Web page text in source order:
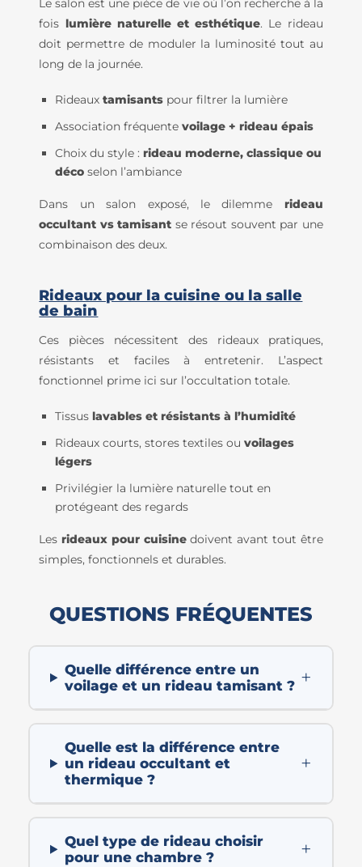
Le salon est une pièce de vie où l’on recherche à la
fois lumière naturelle et esthétique. Le rideau
doit permettre de moduler la luminosité tout au
long de la journée.
Rideauxtamisants pour filtrer la lumière
Association fréquentevoilage + rideau épais
Choix du style :rideau moderne, classique ou
déco selon l’ambiance
Dans un salon exposé, le dilemme rideau
occultant vs tamisant se résout souvent par une
combinaison des deux.
Rideaux pour la cuisine ou la salle
de bain
Ces pièces nécessitent des rideaux pratiques,
résistants et faciles à entretenir. L’aspect
fonctionnel prime ici sur l’occultation totale.
Tissuslavables et résistants à l’humidité
Rideaux courts, stores textiles ouvoilages
légers
Privilégier la lumière naturelle tout en
protégeant des regards
Lesrideaux pour cuisinedoivent avant tout être
simples, fonctionnels et durables.
QUESTIONS FRÉQUENTES
Quelle différence entre un
voilage et un rideau tamisant ? +
Quelle est la différence entre
un rideau occultant et
thermique ?
+
Quel type de rideau choisir
pour une chambre ?
+